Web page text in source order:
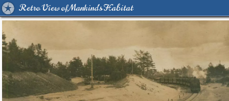
Retro View of Mankind's Habitat